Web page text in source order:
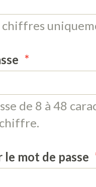
de 8 à 48
mot de passe